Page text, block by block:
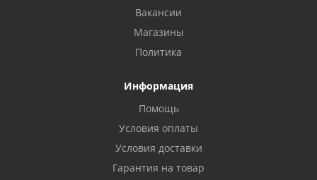
Вакансии
Магазины
Политика
Информация
Помощь
Условия оплаты
Условия доставки
Гарантия на товар